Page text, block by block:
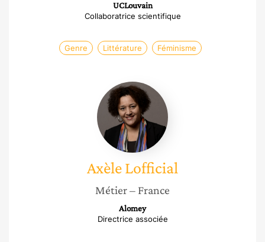
UCLouvain
Collaboratrice scientifique
Genre Littérature Féminisme
Axèle
Lofficial
AxèleLofficial
Métier– France
Alomey
Directrice associée